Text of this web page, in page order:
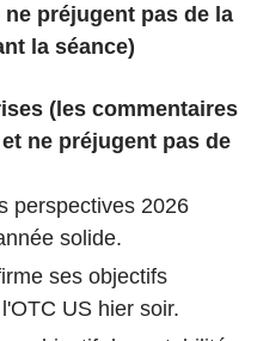
préjugent pas de la
la séance)
(les commentaires
ne préjugent pas de
perspectives 2026
solide.
ses objectifs
US hier soir.